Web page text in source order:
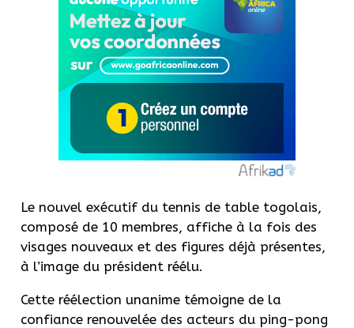
Le nouvel exécutif du tennis de table togolais,
composé de 10 membres, affiche à la fois des
visages nouveaux et des figures déjà présentes,
à l’image du président réélu.
Cette réélection unanime témoigne de la
confiance renouvelée des acteurs du ping-pong